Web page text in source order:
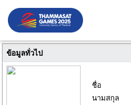
ข้อมูลทั่วไป
ชื่อ
นามสกุล